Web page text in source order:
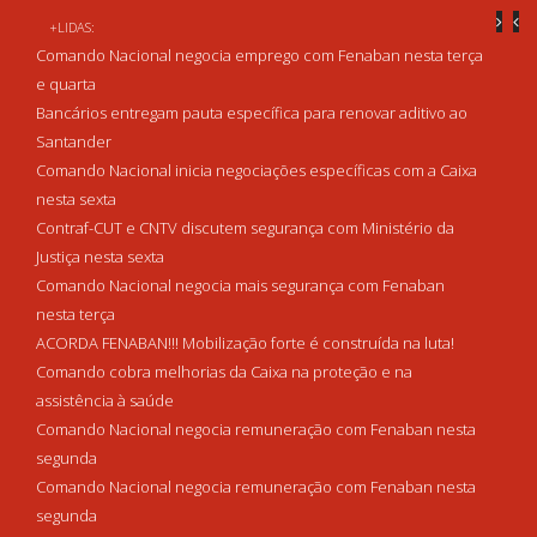
+LIDAS:
Comando Nacional negocia emprego com Fenaban nesta terça
e quarta
Bancários entregam pauta específica para renovar aditivo ao
Santander
Comando Nacional inicia negociações específicas com a Caixa
nesta sexta
Contraf-CUT e CNTV discutem segurança com Ministério da
Justiça nesta sexta
Comando Nacional negocia mais segurança com Fenaban
nesta terça
ACORDA FENABAN!!! Mobilização forte é construída na luta!
Comando cobra melhorias da Caixa na proteção e na
assistência à saúde
Comando Nacional negocia remuneração com Fenaban nesta
segunda
Comando Nacional negocia remuneração com Fenaban nesta
segunda